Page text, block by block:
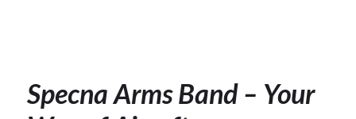
Specna Arms Band – Your